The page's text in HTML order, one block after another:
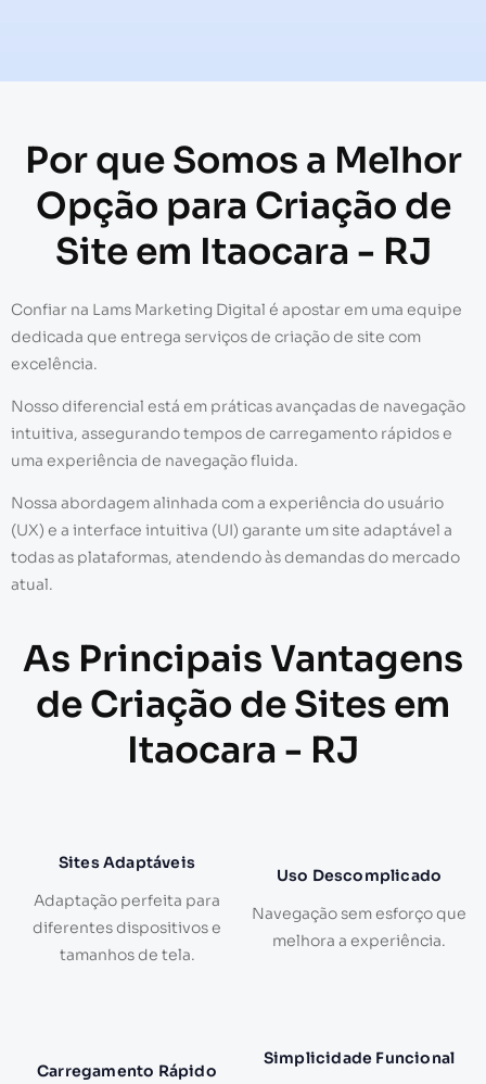
Por que Somos a Melhor
Opção para Criação de
Site em Itaocara - RJ
Confiar na Lams Marketing Digital é apostar em uma equipe
dedicada que entrega serviços de criação de site com
excelência.
Nosso diferencial está em práticas avançadas de navegação
intuitiva, assegurando tempos de carregamento rápidos e
uma experiência de navegação fluida.
Nossa abordagem alinhada com a experiência do usuário
(UX) e a interface intuitiva (UI) garante um site adaptável a
todas as plataformas, atendendo às demandas do mercado
atual.
As Principais Vantagens
de Criação de Sites em
Itaocara - RJ
Sites Adaptáveis
Adaptação perfeita para
diferentes dispositivos e
tamanhos de tela.
Uso Descomplicado
Navegação sem esforço que
melhora a experiência.
Carregamento Rápido
Simplicidade Funcional